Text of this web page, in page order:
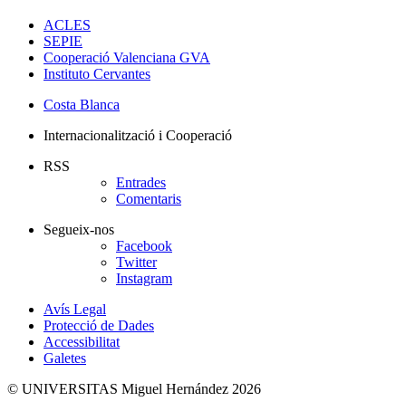
ACLES
SEPIE
Cooperació Valenciana GVA
Instituto Cervantes
Costa Blanca
Internacionalització i Cooperació
RSS
Entrades
Comentaris
Segueix-nos
Facebook
Twitter
Instagram
Avís Legal
Protecció de Dades
Accessibilitat
Galetes
© UNIVERSITAS Miguel Hernández 2026